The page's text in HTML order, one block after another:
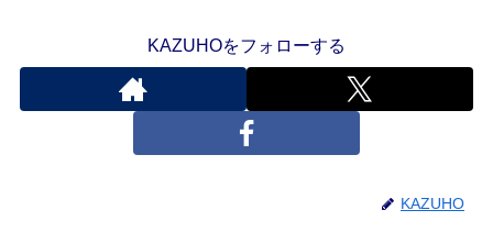
KAZUHOをフォローする
KAZUHO